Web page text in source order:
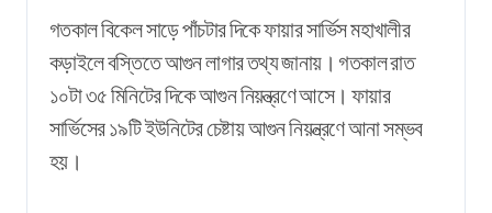
গতকাল বিকেল সাড়ে পাঁচটার দিকে ফায়ার সার্ভিস মহাখালীর
কড়াইলে বস্তিতে আগুন লাগার তথ্য জানায়। গতকাল রাত
১০টা ৩৫ মিনিটের দিকে আগুন নিয়ন্ত্রণে আসে। ফায়ার
সার্ভিসের ১৯টি ইউনিটের চেষ্টায় আগুন নিয়ন্ত্রণে আনা সম্ভব
হয়।